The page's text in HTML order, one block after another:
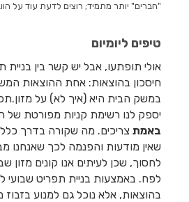
"חברים" יותר מתמיד; רוצים לדעת עוד על
טיפים ליומיום
אולי תופתעו, אבל יש קשר בין בניית
חיסכון בהוצאות: אחת ההוצאות
במשק הבית היא (איך לא) על
יספק לנו רשימת קניות מפורטת של
באמת צריכים. מה שקורה בדרך
שאין מודעות והפנמה לכך שאנחנו
לחסוך, שכן לעיתים אנו קונים מזון
לפח. באמצעות בניית תפריט שבועי
בהוצאות, אלא נוכל גם למנוע בזבוז